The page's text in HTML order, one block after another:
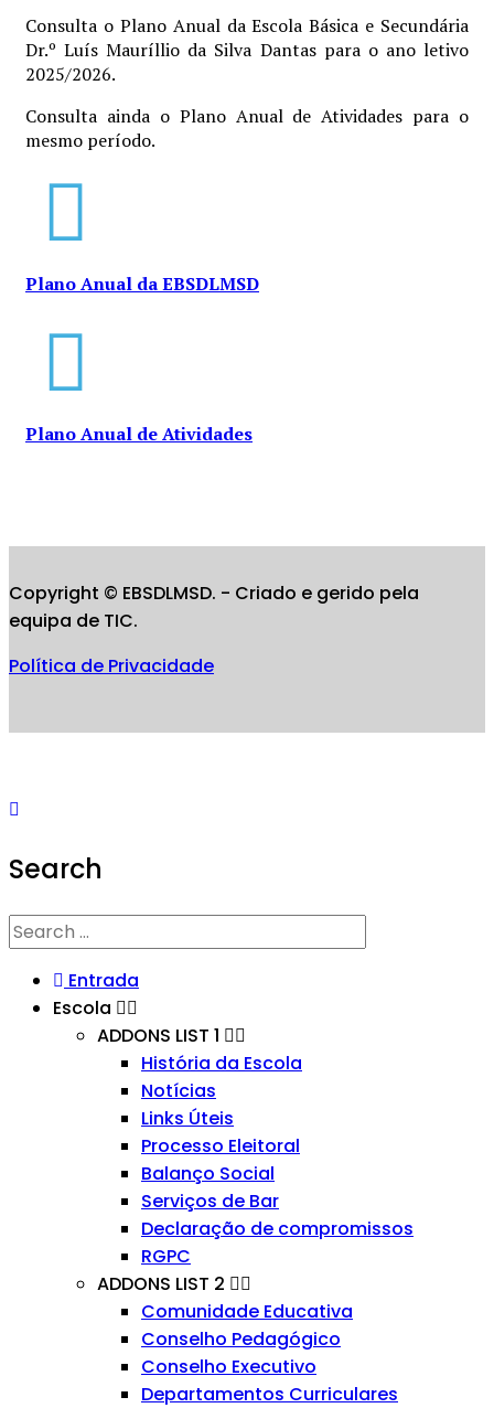
Consulta o Plano Anual da Escola Básica e Secundária
Dr.º Luí­s Maurí­llio da Silva Dantas para o ano letivo
2025/2026.
Consulta ainda o Plano Anual de Atividades para o
mesmo período.
Plano Anual da EBSDLMSD
Plano Anual de Atividades
Copyright © EBSDLMSD. - Criado e gerido pela
equipa de TIC.
Política de Privacidade
Search
Entrada
Escola
ADDONS LIST 1
História da Escola
Notícias
Links Úteis
Processo Eleitoral
Balanço Social
Serviços de Bar
Declaração de compromissos
RGPC
ADDONS LIST 2
Comunidade Educativa
Conselho Pedagógico
Conselho Executivo
Departamentos Curriculares